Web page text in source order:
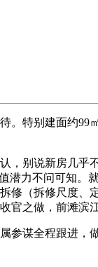
特别建面约99
说新房几乎
力不问可知
（拆修尺度
之做，前滩滨
谋全程跟进，